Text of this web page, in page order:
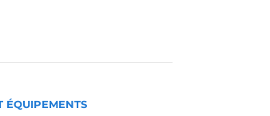
ÉQUIPEMENTS